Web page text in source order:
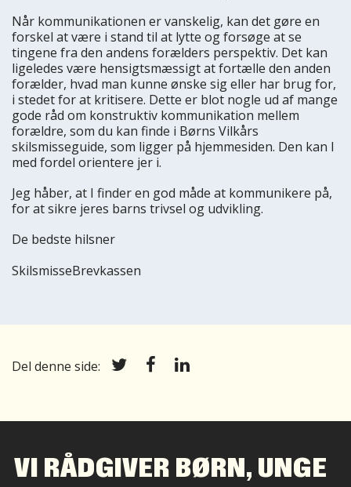
Når kommunikationen er vanskelig, kan det gøre en
forskel at være i stand til at lytte og forsøge at se
tingene fra den andens forælders perspektiv. Det kan
ligeledes være hensigtsmæssigt at fortælle den anden
forælder, hvad man kunne ønske sig eller har brug for,
i stedet for at kritisere. Dette er blot nogle ud af mange
gode råd om konstruktiv kommunikation mellem
forældre, som du kan finde i Børns Vilkårs
skilsmisseguide, som ligger på hjemmesiden. Den kan I
med fordel orientere jer i.
Jeg håber, at I finder en god måde at kommunikere på,
for at sikre jeres barns trivsel og udvikling.
De bedste hilsner
SkilsmisseBrevkassen
Del denne side:
VI RÅDGIVER BØRN, UNGE